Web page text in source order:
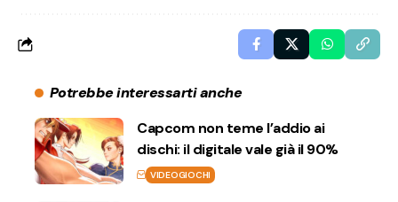
Potrebbe interessarti anche
Capcom non teme l’addio ai
dischi: il digitale vale già il 90%
VIDEOGIOCHI